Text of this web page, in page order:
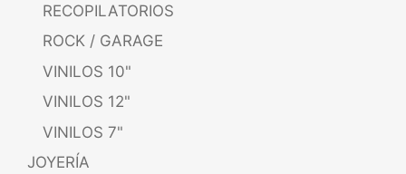
RECOPILATORIOS
ROCK / GARAGE
VINILOS 10"
VINILOS 12"
VINILOS 7"
JOYERÍA